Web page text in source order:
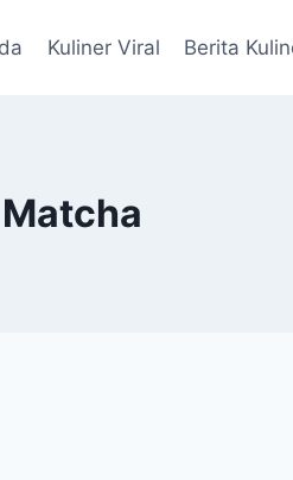
Kuliner Viral Berita